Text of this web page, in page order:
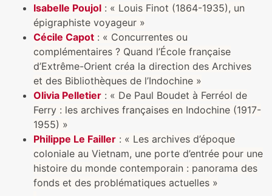
Isabelle Poujol : « Louis Finot (1864-1935), un
épigraphiste voyageur »
Cécile Capot : « Concurrentes ou
complémentaires ? Quand l’École française
d’Extrême-Orient créa la direction des Archives
et des Bibliothèques de l’Indochine »
Olivia Pelletier : « De Paul Boudet à Ferréol de
Ferry : les archives françaises en Indochine (1917-
1955) »
Philippe Le Failler : « Les archives d’époque
coloniale au Vietnam, une porte d’entrée pour une
histoire du monde contemporain : panorama des
fonds et des problématiques actuelles »